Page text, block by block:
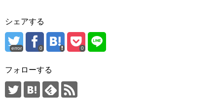
シェアする
error 0 0
フォローする